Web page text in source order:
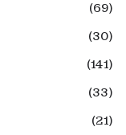
(69)
(30)
(141)
(33)
(21)